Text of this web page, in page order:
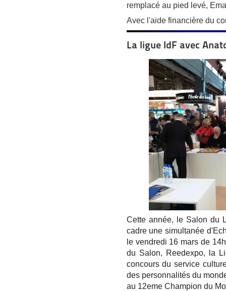
remplacé au pied levé,
Avec l'aide financière du
La ligue IdF avec
Cette année, le Salon du
cadre une simultanée
le vendredi 16 mars de
du Salon, Reedexpo, la
concours du service
des personnalités du
au 12eme Champion du